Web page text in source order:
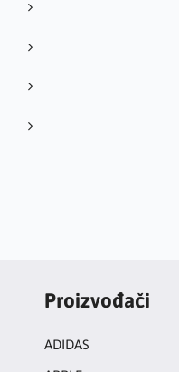
Proizvođači
ADIDAS